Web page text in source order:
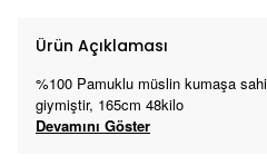
Ürün Açıklaması
%100 Pamuklu müslin kumaşa
giymiştir, 165cm 48kilo
Devamını Göster